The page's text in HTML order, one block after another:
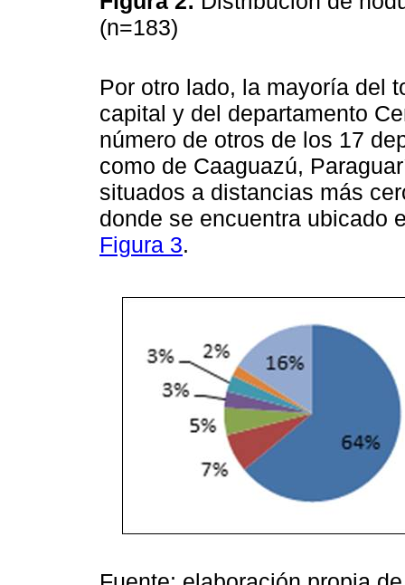
(n=183)
Por otro lado, la mayoría del
capital y del departamento
número de otros de los 17
como de Caaguazú,
situados a distancias más
donde se encuentra ubicado
Figura 3.